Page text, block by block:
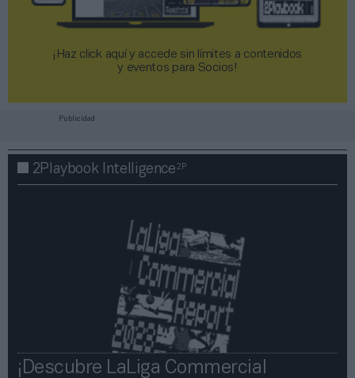
¡Haz click aquí y accede sin límites a contenidos
y eventos para Socios!​​​​​​​
Publicidad
2Playbook Intelligence2P
¡Descubre LaLiga Commercial